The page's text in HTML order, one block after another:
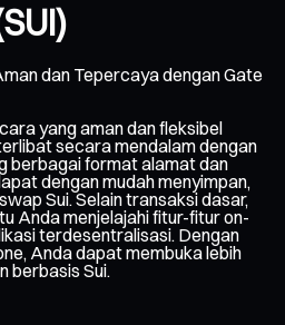
dan Tepercaya dengan Gate
yang aman dan fleksibel
secara mendalam dengan
berbagai format alamat dan
dengan mudah menyimpan,
Sui. Selain transaksi dasar,
Anda menjelajahi fitur-fitur on-
terdesentralisasi. Dengan
Anda dapat membuka lebih
berbasis Sui.